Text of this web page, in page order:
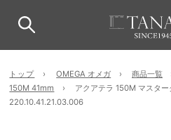
トップ OMEGA オメガ 商品一覧
150M 41mm
アクアテラ 150M マスタ
220.10.41.21.03.006